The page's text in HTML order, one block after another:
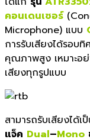
คอนเดนเซอร์
Microphone) แบบ
การรับเสียงได้รอบทิ
คุณภาพสูง เหมาะอย่
เสียงทุกรูปแบบ
สามารถรับเสียงได้เ
แจ็ค Dual–Mono